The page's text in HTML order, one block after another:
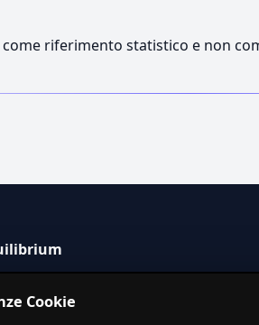
riferimento statistico e non
in Italia.
Cookie